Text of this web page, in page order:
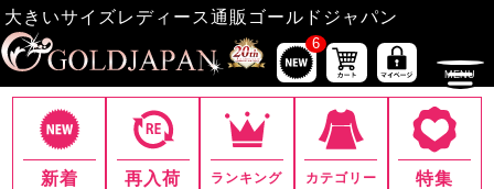
大きいサイズレディース通販ゴールドジャパン
6
新着 再入荷 ランキング カテゴリー 特集